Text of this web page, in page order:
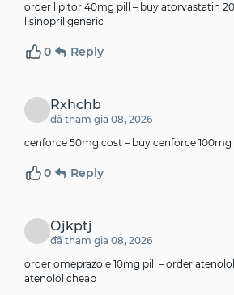
order lipitor 40mg pill – buy atorvastatin
lisinopril generic
0 Reply
Rxhchb
đã tham gia 08, 2026
cenforce 50mg cost – buy cenforce 100mg
0 Reply
Ojkptj
đã tham gia 08, 2026
order omeprazole 10mg pill – order
atenolol cheap